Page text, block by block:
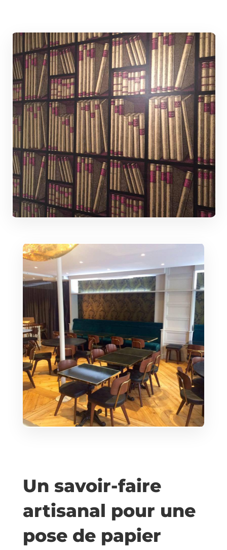
Un savoir-faire
artisanal pour une
pose de papier